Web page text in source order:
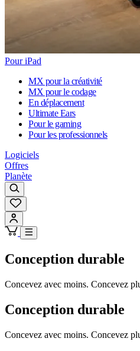
Pour iPad
MX pour la créativité
MX pour le codage
En déplacement
Ultimate Ears
Pour le gaming
Pour les professionnels
Logiciels
Offres
Planète
Conception durable
Concevez avec moins. Concevez
Conception durable
Concevez avec moins. Concevez